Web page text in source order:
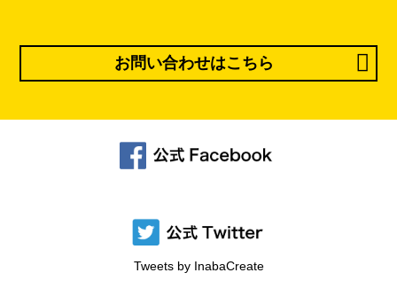
お問い合わせはこちら
Tweets by InabaCreate